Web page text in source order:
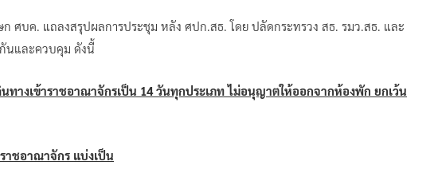
ศบค. แถลงสรุปผลการประชุม หลัง ศปก.สธ. โดย ปลัดกระทรวง สธ. รมว.สธ. และ
นและควบคุม ดังนี้
นทางเข้าราชอาณาจักรเป็น 14 วันทุกประเภท ไม่อนุญาตให้ออกจากห้องพัก ยกเว้น
ชอาณาจักร แบ่งเป็น